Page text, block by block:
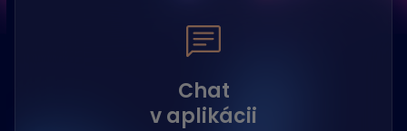
Chat
v aplikácii